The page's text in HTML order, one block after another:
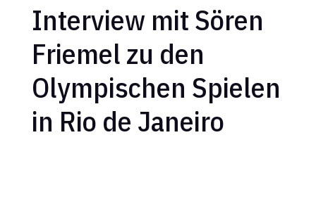
Interview mit Sören
Friemel zu den
Olympischen Spielen
in Rio de Janeiro